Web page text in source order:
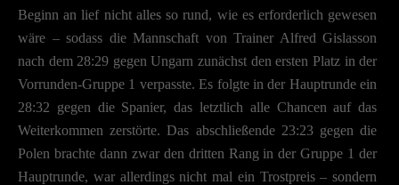
Beginn an lief nicht alles so rund, wie es erforderlich gewesen
wäre – sodass die Mannschaft von Trainer Alfred Gislasson
nach dem 28:29 gegen Ungarn zunächst den ersten Platz in der
Vorrunden-Gruppe 1 verpasste. Es folgte in der Hauptrunde ein
28:32 gegen die Spanier, das letztlich alle Chancen auf das
Weiterkommen zerstörte. Das abschließende 23:23 gegen die
Polen brachte dann zwar den dritten Rang in der Gruppe 1 der
Hauptrunde, war allerdings nicht mal ein Trostpreis – sondern